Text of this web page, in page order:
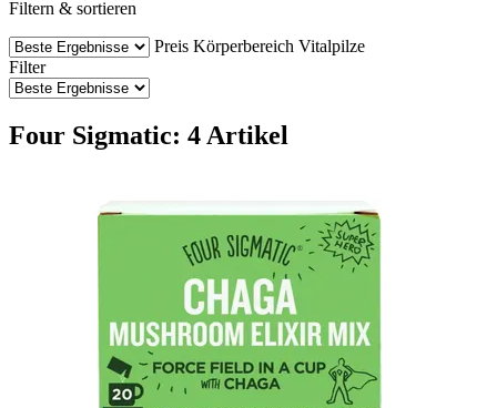
Filtern & sortieren
Preis Körperbereich Vitalpilze
Filter
Four Sigmatic: 4 Artikel